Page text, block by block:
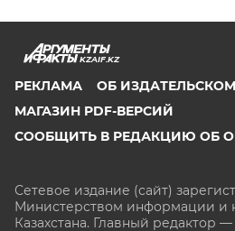
KZAIF.KZ
РЕКЛАМА
ОБ
МАГАЗИН PDF-ВЕРСИЙ
СООБЩИТЬ В РЕДАКЦИЮ ОБ
Сетевое издание (сайт)
Министерством информации и
Казахстана. Главный редактор